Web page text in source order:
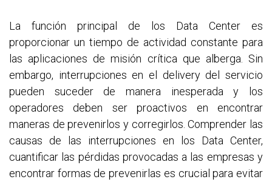
La función principal de los Data Center es
proporcionar un tiempo de actividad constante para
las aplicaciones de misión crítica que alberga. Sin
embargo, interrupciones en el delivery del servicio
pueden suceder de manera inesperada y los
operadores deben ser proactivos en encontrar
maneras de prevenirlos y corregirlos. Comprender las
causas de las interrupciones en los Data Center,
cuantificar las pérdidas provocadas a las empresas y
encontrar formas de prevenirlas es crucial para evitar